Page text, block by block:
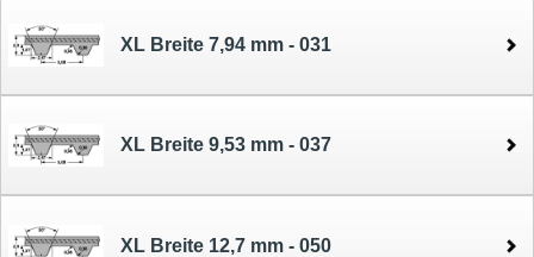
XL Breite 7,94 mm - 031
XL Breite 9,53 mm - 037
XL Breite 12,7 mm - 050